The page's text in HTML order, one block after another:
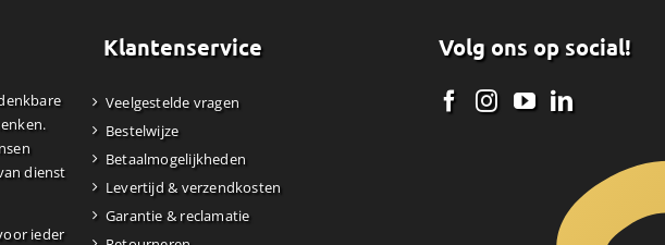
dienst
ieder
Klantenservice
Veelgestelde vragen
Bestelwijze
Betaalmogelijkheden
Levertijd & verzendkosten
Garantie & reclamatie
Volg ons op social!